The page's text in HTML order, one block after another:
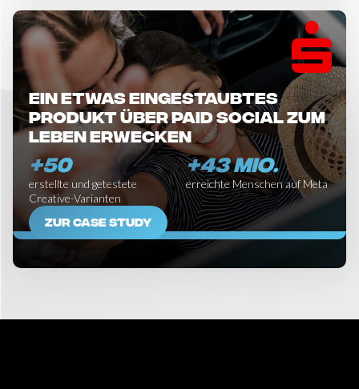
Ein etwas eingestaubtes
Produkt über Paid Social zum
leben erwecken
+50
erstellte und getestete
Creative-Varianten
+43 MIO.
erreichte Menschen auf Meta
ZUR CASE STUDY